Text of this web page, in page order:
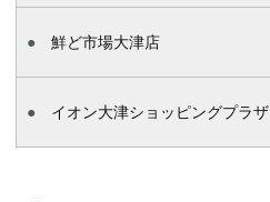
鮮ど市場大津店
イオン大津ショッピングプラザ